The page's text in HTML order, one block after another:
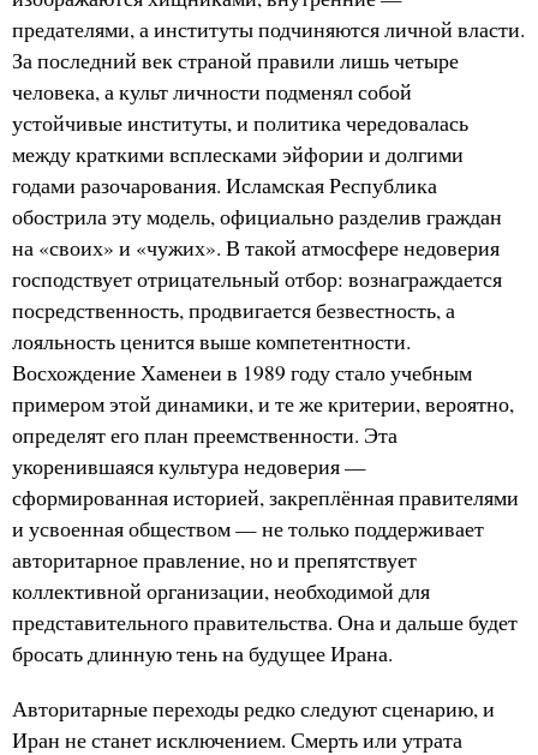
предателями, а институты подчиняются личной власти.
За последний век страной правили лишь четыре
человека, а культ личности подменял собой
устойчивые институты, и политика чередовалась
между краткими всплесками эйфории и долгими
годами разочарования. Исламская Республика
обострила эту модель, официально разделив граждан
на «своих» и «чужих». В такой атмосфере недоверия
господствует отрицательный отбор: вознаграждается
посредственность, продвигается безвестность, а
лояльность ценится выше компетентности.
Восхождение Хаменеи в 1989 году стало учебным
примером этой динамики, и те же критерии, вероятно,
определят его план преемственности. Эта
укоренившаяся культура недоверия —
сформированная историей, закреплённая правителями
и усвоенная обществом — не только поддерживает
авторитарное правление, но и препятствует
коллективной организации, необходимой для
представительного правительства. Она и дальше будет
бросать длинную тень на будущее Ирана.
Авторитарные переходы редко следуют сценарию, и
Иран не станет исключением. Смерть или утрата